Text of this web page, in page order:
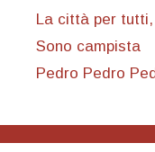
La città per
Sono campista
Pedro Pedro